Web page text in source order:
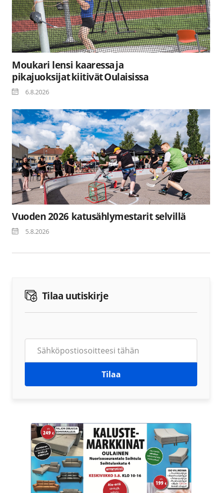
Moukari lensi kaaressa ja
pikajuoksijat kiitivät Oulaisissa
6.8.2026
Vuoden 2026 katusählymestarit selvillä
5.8.2026
Tilaa uutiskirje
Tilaa